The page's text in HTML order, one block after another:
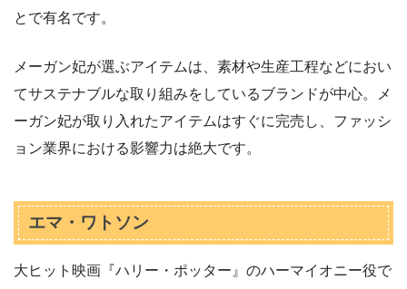
とで有名です。
メーガン妃が選ぶアイテムは、素材や生産工程などにおい
てサステナブルな取り組みをしているブランドが中心。メ
ーガン妃が取り入れたアイテムはすぐに完売し、ファッシ
ョン業界における影響力は絶大です。
エマ・ワトソン
大ヒット映画『ハリー・ポッター』のハーマイオニー役で